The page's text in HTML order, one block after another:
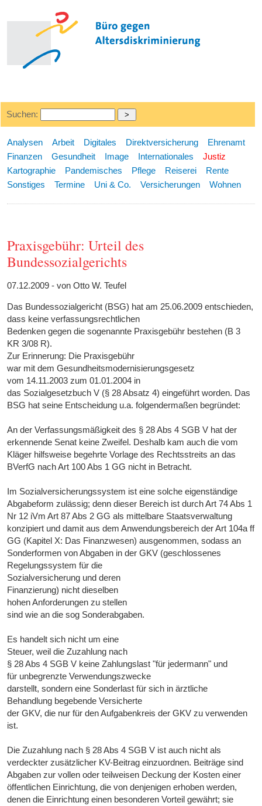
Suchen:
Analysen Arbeit Digitales Direktversicherung
Ehrenamt
Finanzen
Gesundheit Image Internationales
Justiz
Kartographie
Pandemisches Pflege Reiserei
Rente
Sonstiges
Termine Uni & Co. Versicherungen Wohnen
Praxisgebühr: Urteil des
Bundessozialgerichts
07.12.2009 - von Otto W. Teufel
Das Bundessozialgericht (BSG) hat am 25.06.2009 entschieden,
dass keine verfassungsrechtlichen
Bedenken gegen die sogenannte Praxisgebühr bestehen (B 3
KR 3/08 R).
Zur Erinnerung: Die Praxisgebühr
war mit dem Gesundheitsmodernisierungsgesetz
vom 14.11.2003 zum 01.01.2004 in
das Sozialgesetzbuch V (§ 28 Absatz 4) eingeführt worden. Das
BSG hat seine Entscheidung u.a. folgendermaßen begründet:
An der Verfassungsmäßigkeit des § 28 Abs 4 SGB V hat der
erkennende Senat keine Zweifel. Deshalb kam auch die vom
Kläger hilfsweise begehrte Vorlage des Rechtsstreits an das
BVerfG nach Art 100 Abs 1 GG nicht in Betracht.
Im Sozialversicherungssystem ist eine solche eigenständige
Abgabeform zulässig; denn dieser Bereich ist durch Art 74 Abs 1
Nr 12 iVm Art 87 Abs 2 GG als mittelbare Staatsverwaltung
konzipiert und damit aus dem Anwendungsbereich der Art 104a ff
GG (Kapitel X: Das Finanzwesen) ausgenommen, sodass an
Sonderformen von Abgaben in der GKV (geschlossenes
Regelungssystem für die
Sozialversicherung und deren
Finanzierung) nicht dieselben
hohen Anforderungen zu stellen
sind wie an die sog Sonderabgaben.
Es handelt sich nicht um eine
Steuer, weil die Zuzahlung nach
§ 28 Abs 4 SGB V keine Zahlungslast "für jedermann" und
für unbegrenzte Verwendungszwecke
darstellt, sondern eine Sonderlast für sich in ärztliche
Behandlung begebende Versicherte
der GKV, die nur für den Aufgabenkreis der GKV zu verwenden
ist.
Die Zuzahlung nach § 28 Abs 4 SGB V ist auch nicht als
verdeckter zusätzlicher KV-Beitrag einzuordnen. Beiträge sind
Abgaben zur vollen oder teilweisen Deckung der Kosten einer
öffentlichen Einrichtung, die von denjenigen erhoben werden,
denen die Einrichtung einen besonderen Vorteil gewährt; sie